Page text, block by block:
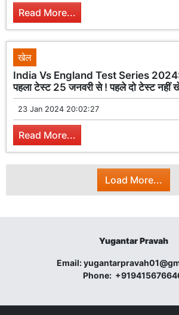
Read More...
खेल
India Vs England Test Series 2024:
पहला टेस्ट 25 जनवरी से ! पहले दो टेस्ट नहीं
23 Jan 2024 20:02:27
Read More...
Load More...
Yugantar Pravah
Email:
Phone: